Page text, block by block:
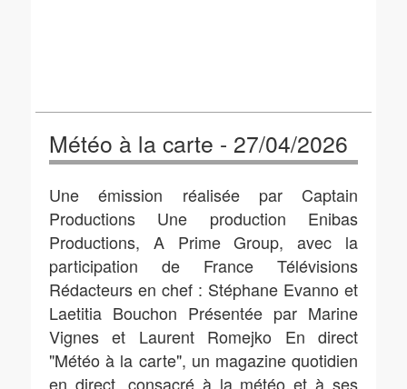
Météo à la carte - 27/04/2026
Une émission réalisée par Captain
Productions Une production Enibas
Productions, A Prime Group, avec la
participation de France Télévisions
Rédacteurs en chef : Stéphane Evanno et
Laetitia Bouchon Présentée par Marine
Vignes et Laurent Romejko En direct
"Météo à la carte", un magazine quotidien
en direct, consacré à la météo et à ses